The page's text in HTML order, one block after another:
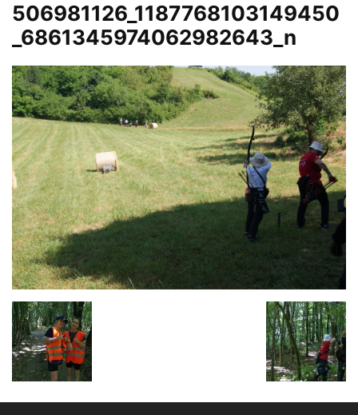
506981126_1187768103149450
_6861345974062982643_n